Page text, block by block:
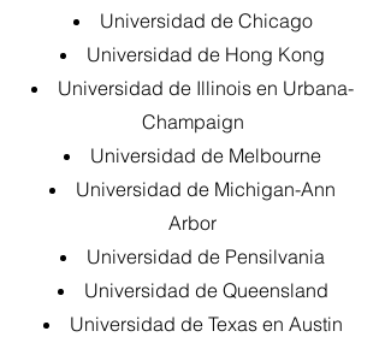
Universidad de Chicago
Universidad de Hong Kong
Universidad de Illinois en Urbana-
Champaign
Universidad de Melbourne
Universidad de Michigan-Ann
Arbor
Universidad de Pensilvania
Universidad de Queensland
Universidad de Texas en Austin